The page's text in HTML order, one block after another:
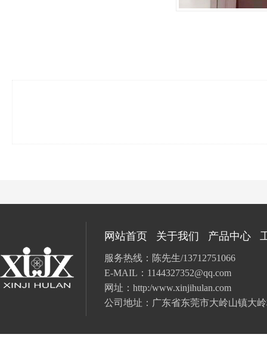
网站首页 关于我们 产品中心
服务热线：陈先生/13712751066
E-MAIL： 1144327352@qq.com
网址： http:/www.xinjihulan.com
公司地址：广东省东莞市大岭山镇大